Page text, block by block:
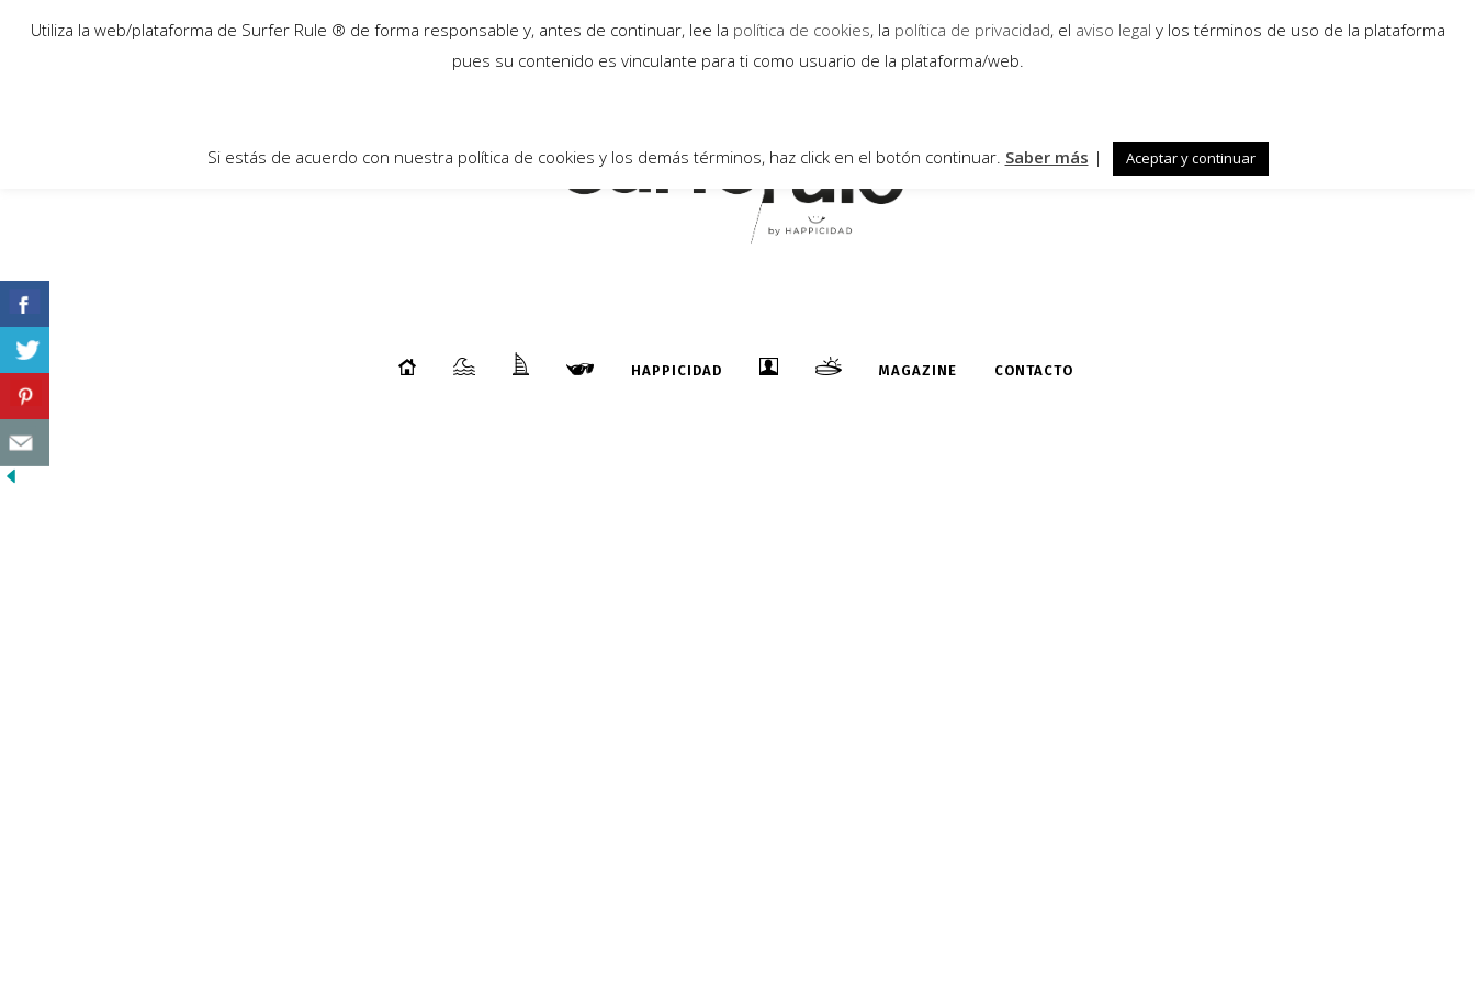
HAPPICIDAD MAGAZINE CONTACTO
03
Utiliza la web/plataforma de Surfer Rule ® de forma responsable y, antes de continuar, lee la política de cookies, la política de privacidad, el aviso legal y los términos de uso de la plataforma
pues su contenido es vinculante para ti como usuario de la plataforma/web.
Si estás de acuerdo con nuestra política de cookies y los demás términos, haz click en el botón continuar. Saber más | Aceptar y continuar